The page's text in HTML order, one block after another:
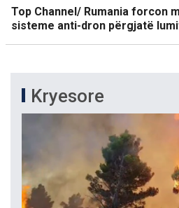
Top Channel/ Rumania forcon
sisteme anti-dron përgjatë
Kryesore